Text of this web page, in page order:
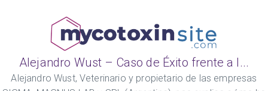
Alejandro Wust – Caso de Éxito frente a l...
Alejandro Wust, Veterinario y propietario de las empresas